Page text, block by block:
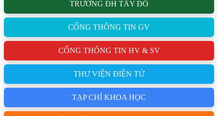
TRƯỜNG ĐH TÂY ĐÔ
CỔNG THÔNG TIN GV
CỔNG THÔNG TIN HV & SV
THƯ VIỆN ĐIỆN TỬ
TẠP CHÍ KHOA HỌC